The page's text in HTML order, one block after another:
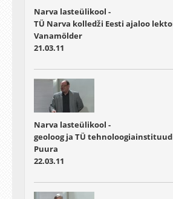
Narva lasteülikool -
TÜ Narva kolledži Eesti ajaloo
Vanamölder
21.03.11
Narva lasteülikool -
geoloog ja TÜ
Puura
22.03.11